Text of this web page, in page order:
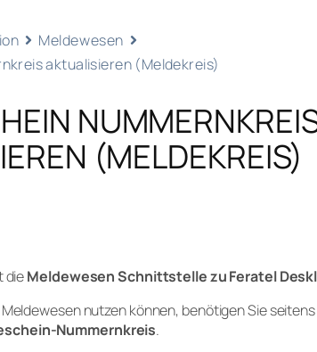
Meldewesen
aktualisieren (Meldekreis)
(MELDEKREIS)
dieMeldewesen Schnittstelle zu Feratel
nutzen können, benötigen Sie
Nummernkreis.